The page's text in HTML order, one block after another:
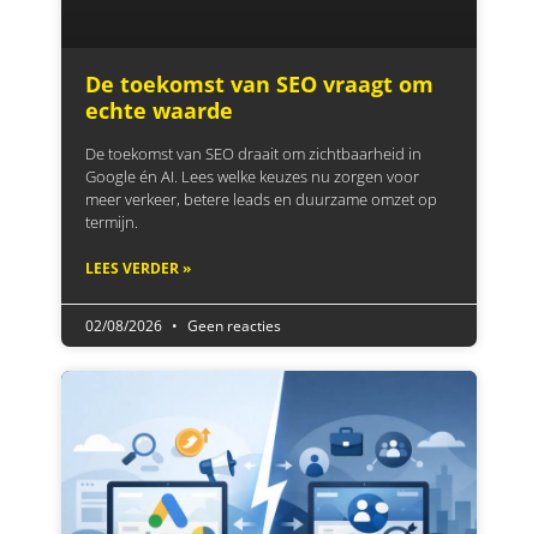
De toekomst van SEO vraagt om
echte waarde
De toekomst van SEO draait om zichtbaarheid in
Google én AI. Lees welke keuzes nu zorgen voor
meer verkeer, betere leads en duurzame omzet op
termijn.
LEES VERDER »
02/08/2026 Geen reacties